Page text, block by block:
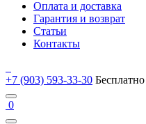
Оплата и доставка
Гарантия и возврат
Статьи
Контакты
+7 (903) 593-33-30
0